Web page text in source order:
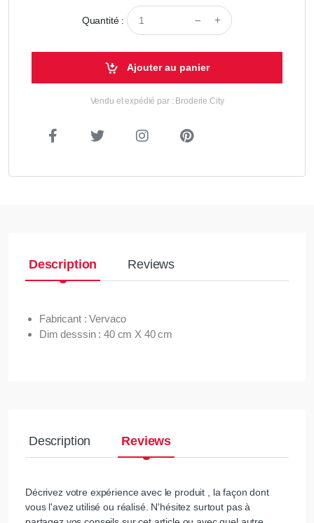
Quantité :
Ajouter au panier
Vendu et expédié par : Broderie City
Description Reviews
Fabricant : Vervaco
Dim desssin : 40 cm X 40 cm
Description Reviews
Décrivez votre expérience avec le produit , la façon dont
vous l'avez utilisé ou réalisé. N'hésitez surtout pas à